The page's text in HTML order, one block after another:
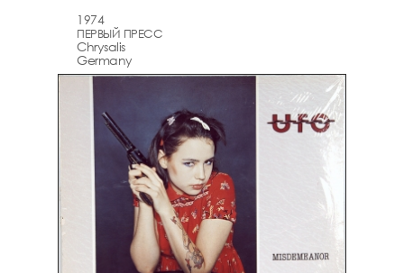
1974
ПЕРВЫЙ ПРЕСС
Chrysalis
Germany